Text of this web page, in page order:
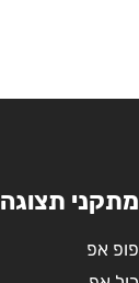
מתקני תצוגה
פופ אפ